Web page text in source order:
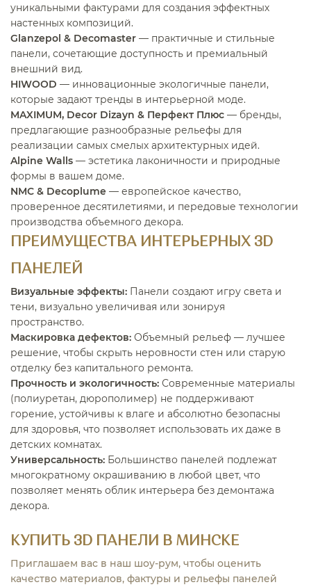
уникальными фактурами для создания эффектных
настенных композиций.
Glanzepol & Decomaster — практичные и стильные
панели, сочетающие доступность и премиальный
внешний вид.
HIWOOD — инновационные экологичные панели,
которые задают тренды в интерьерной моде.
MAXIMUM, Decor Dizayn & Перфект Плюс — бренды,
предлагающие разнообразные рельефы для
реализации самых смелых архитектурных идей.
Alpine Walls — эстетика лаконичности и природные
формы в вашем доме.
NMC & Decoplume — европейское качество,
проверенное десятилетиями, и передовые технологии
производства объемного декора.
ПРЕИМУЩЕСТВА ИНТЕРЬЕРНЫХ 3D
ПАНЕЛЕЙ
Визуальные эффекты: Панели создают игру света и
тени, визуально увеличивая или зонируя
пространство.
Маскировка дефектов: Объемный рельеф — лучшее
решение, чтобы скрыть неровности стен или старую
отделку без капитального ремонта.
Прочность и экологичность: Современные материалы
(полиуретан, дюрополимер) не поддерживают
горение, устойчивы к влаге и абсолютно безопасны
для здоровья, что позволяет использовать их даже в
детских комнатах.
Универсальность: Большинство панелей подлежат
многократному окрашиванию в любой цвет, что
позволяет менять облик интерьера без демонтажа
декора.
КУПИТЬ 3D ПАНЕЛИ В МИНСКЕ
Приглашаем вас в наш шоу-рум, чтобы оценить
качество материалов, фактуры и рельефы панелей